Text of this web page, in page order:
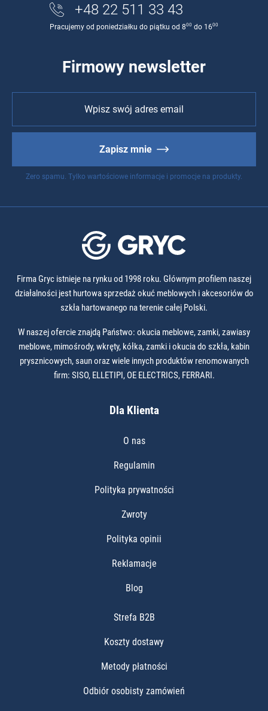
+48 22 511 33 43
Pracujemy od poniedziałku do piątku od 800 do 1600
Firmowy newsletter
Zapisz mnie
Zero spamu. Tylko wartościowe informacje i promocje na produkty.
Firma Gryc istnieje na rynku od 1998 roku. Głównym profilem naszej
działalności jest hurtowa sprzedaż okuć meblowych i akcesoriów do
szkła hartowanego na terenie całej Polski.
W naszej ofercie znajdą Państwo: okucia meblowe, zamki, zawiasy
meblowe, mimośrody, wkręty, kółka, zamki i okucia do szkła, kabin
prysznicowych, saun oraz wiele innych produktów renomowanych
firm: SISO, ELLETIPI, OE ELECTRICS, FERRARI.
Dla Klienta
O nas
Regulamin
Polityka prywatności
Zwroty
Polityka opinii
Reklamacje
Blog
Strefa B2B
Koszty dostawy
Metody płatności
Odbiór osobisty zamówień